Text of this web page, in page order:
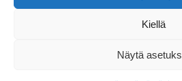
Kiellä
Näytä